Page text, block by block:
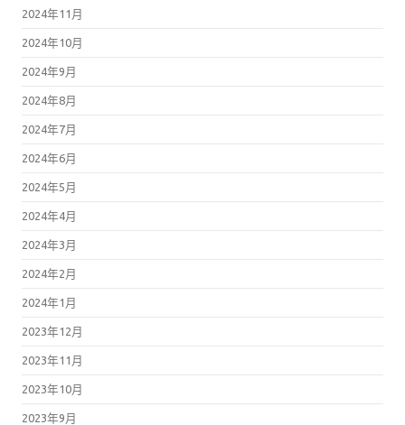
2024年11月
2024年10月
2024年9月
2024年8月
2024年7月
2024年6月
2024年5月
2024年4月
2024年3月
2024年2月
2024年1月
2023年12月
2023年11月
2023年10月
2023年9月